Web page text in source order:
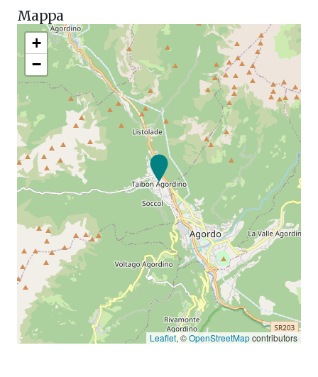
Mappa
+
−
Leaflet, ©OpenStreetMapcontributors